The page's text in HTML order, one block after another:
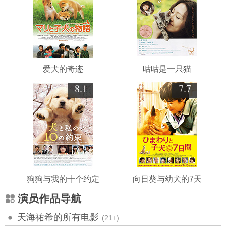
爱犬的奇迹 咕咕是一只猫
8.1
狗狗与我的十个约定
7.7
向日葵与幼犬的7天
演员作品导航
天海祐希的所有电影 (21+)